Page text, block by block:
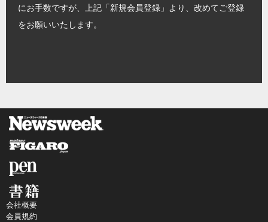
にお手数ですが、上記「新規会員登録」より、改めてご登録
をお願いいたします。
会社概要
会員規約